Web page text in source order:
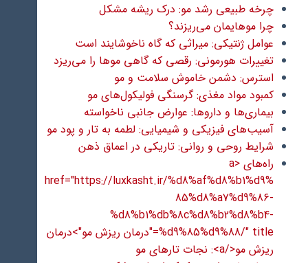
چرخه طبیعی رشد مو: درک ریشه مشکل
چرا موهایمان می‌ریزند؟
عوامل ژنتیکی: میراثی که گاه ناخوشایند است
تغییرات هورمونی: رقصی که گاهی موها را می‌ریزد
استرس: دشمن خاموش سلامت و مو
کمبود مواد مغذی: گرسنگی فولیکول‌های مو
بیماری‌ها و داروها: عوارض جانبی ناخواسته
آسیب‌های فیزیکی و شیمیایی: لطمه به تار و پود مو
شرایط روحی و روانی: تاریکی در اعماق ذهن
راه‌های <a
href="https://luxkasht.ir/%d8%af%d8%b1%d9%
85%d8%a7%d9%86-
%d8%b1%db%8c%d8%b2%d8%b4-
%d9%85%d9%88/" title="درمان ریزش مو">درمان
ریزش مو</a>: نجات تارهای مو